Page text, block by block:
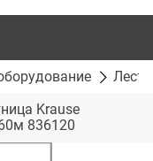
Krause
836120